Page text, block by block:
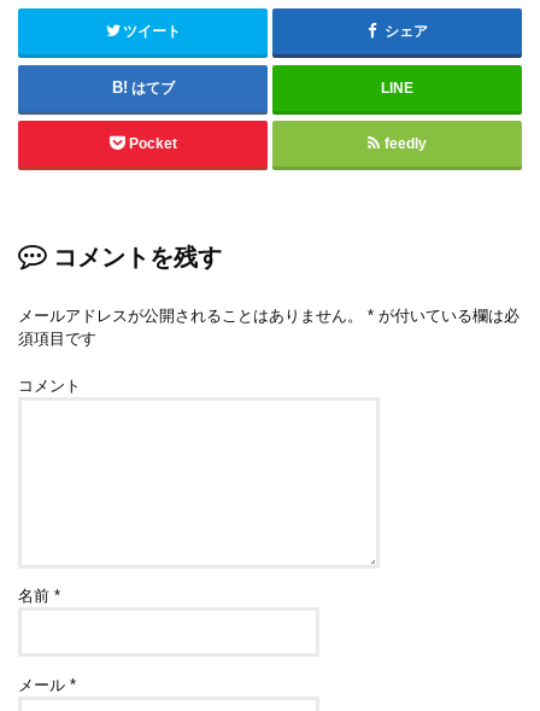
ツイート シェア
はてブ LINE
Pocket feedly
コメントを残す
メールアドレスが公開されることはありません。 * が付いている欄は必
須項目です
コメント
名前*
メール*